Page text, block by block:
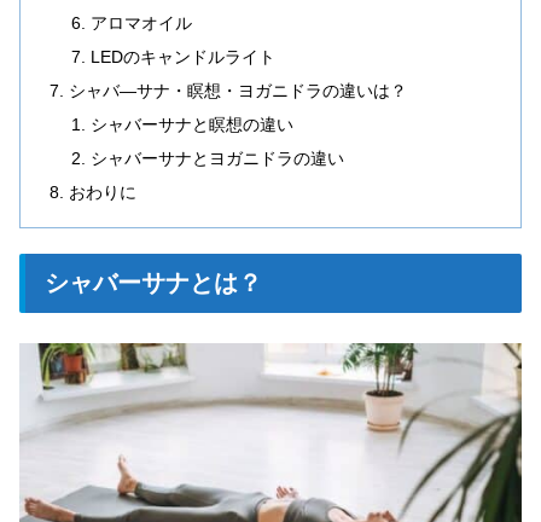
アロマオイル
LEDのキャンドルライト
シャバ―サナ・瞑想・ヨガニドラの違いは？
シャバーサナと瞑想の違い
シャバーサナとヨガニドラの違い
おわりに
シャバーサナとは？